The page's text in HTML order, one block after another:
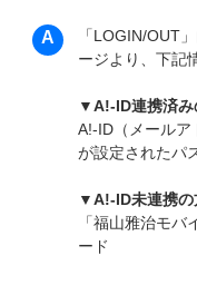
「LOGIN/OUT
ージより、下記
▼A!-ID連携済み
A!-ID（メールア
が設定されたパ
▼A!-ID未連携の
「福山雅治モ
ード